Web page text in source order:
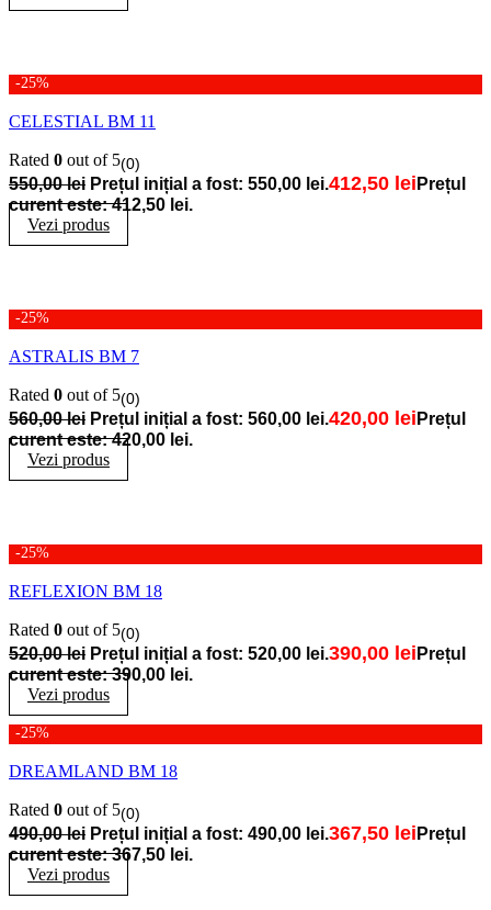
-25%
CELESTIAL BM 11
Rated 0 out of 5(0)
550,00lei Prețul inițial a fost: 550,00 lei.412,50 lei Prețul
curent este: 412,50 lei.
Vezi produs
-25%
ASTRALIS BM 7
Rated 0 out of 5(0)
560,00lei Prețul inițial a fost: 560,00 lei.420,00 lei Prețul
curent este: 420,00 lei.
Vezi produs
-25%
REFLEXION BM 18
Rated 0 out of 5(0)
520,00lei Prețul inițial a fost: 520,00 lei.390,00 lei Prețul
curent este: 390,00 lei.
Vezi produs
-25%
DREAMLAND BM 18
Rated 0 out of 5(0)
490,00lei Prețul inițial a fost: 490,00 lei.367,50 lei Prețul
curent este: 367,50 lei.
Vezi produs